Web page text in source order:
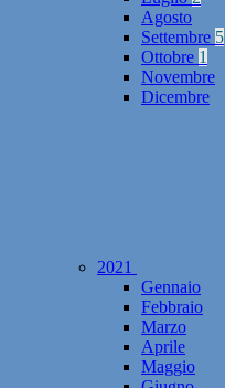
Agosto
Settembre 5
Ottobre 1
Novembre
Dicembre
2021
Gennaio
Febbraio
Marzo
Aprile
Maggio